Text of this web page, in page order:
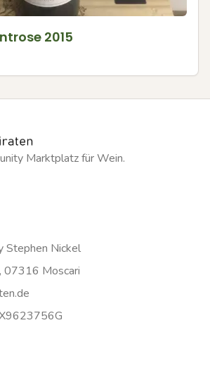
2015
Marktplatz für Wein.
Stephen Nickel
07316 Moscari